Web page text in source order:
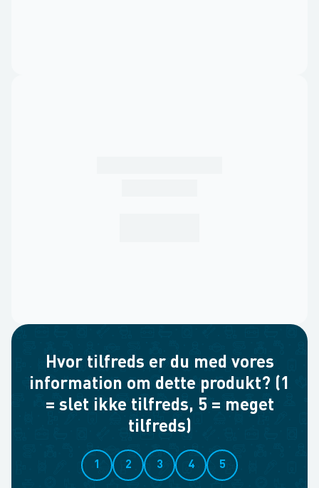
Hvor tilfreds er du med vores
information om dette produkt? (1
= slet ikke tilfreds, 5 = meget
tilfreds)
1 2 3 4 5